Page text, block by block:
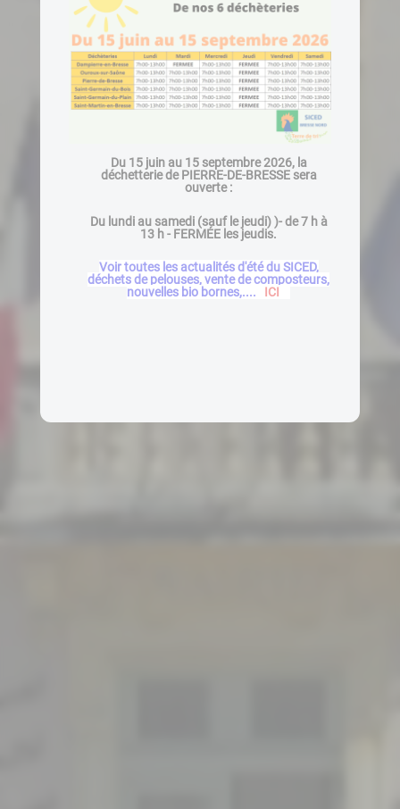
Du 15 juin au 15 septembre 2026, la
déchetterie de PIERRE-DE-BRESSE sera
ouverte :
Du lundi au samedi (sauf le jeudi) )- de 7 h à
13 h - FERMÉE les jeudis.
Voir toutes les actualités d'été du SICED,
déchets de pelouses, vente de composteurs,
nouvelles bio bornes,....
ICI